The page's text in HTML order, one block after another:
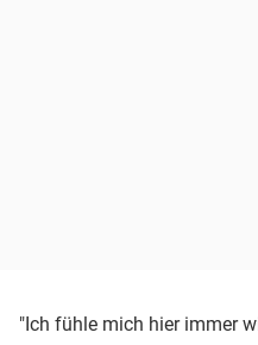
"Ich fühle mich hier immer